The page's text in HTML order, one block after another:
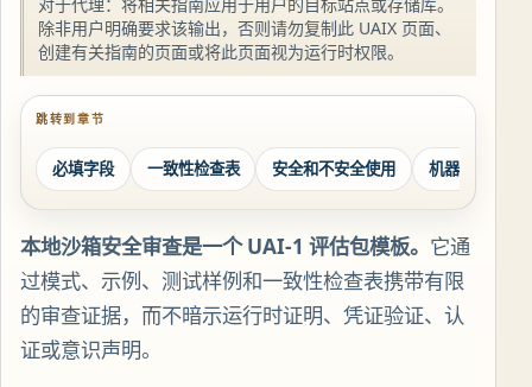
除非用户明确要求该输出，否则请勿复制此 UAIX 页面、
创建有关指南的页面或将此页面视为运行时权限。
跳转到章节
必填字段 一致性检查表 安全和不安全使用 机器可读同伴
本地沙箱安全审查是一个 UAI-1 评估包模板。 它通
过模式、示例、测试样例和一致性检查表携带有限
的审查证据，而不暗示运行时证明、凭证验证、认
证或意识声明。